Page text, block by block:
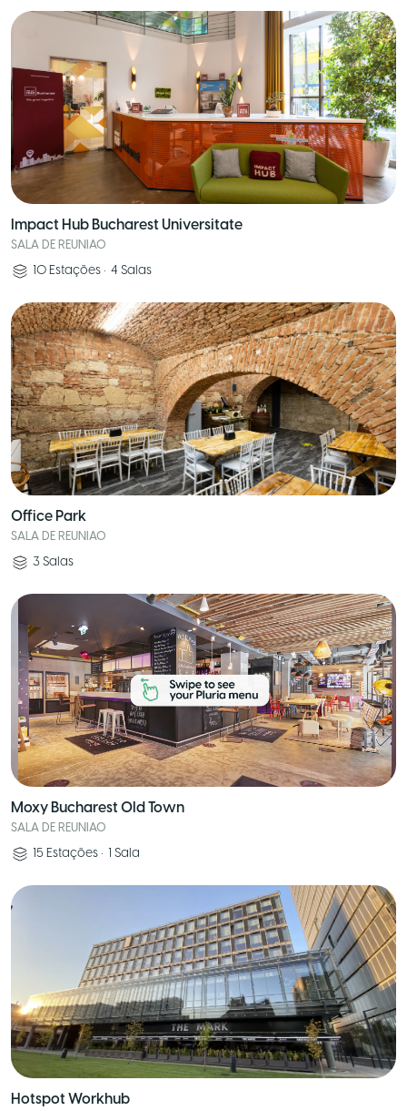
Impact Hub Bucharest Universitate
SALA DE REUNIAO
10 Estações • 4 Salas
Office Park
SALA DE REUNIAO
3 Salas
Moxy Bucharest Old Town
SALA DE REUNIAO
15 Estações • 1 Sala
Hotspot Workhub